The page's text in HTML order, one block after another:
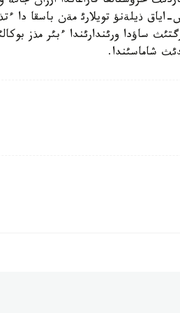
ذيلةنؤ تويلارئ مةن باسقا دا